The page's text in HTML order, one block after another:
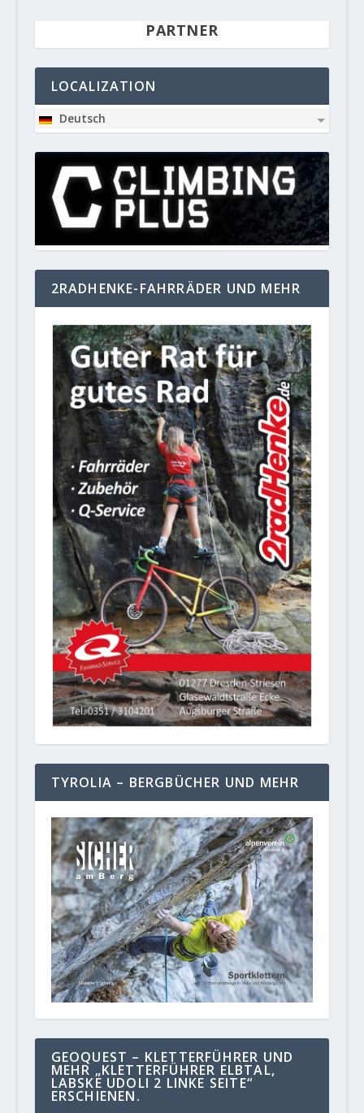
PARTNER
LOCALIZATION
Deutsch
2RADHENKE-FAHRRÄDER UND MEHR
TYROLIA – BERGBÜCHER UND MEHR
GEOQUEST – KLETTERFÜHRER UND
MEHR „KLETTERFÜHRER ELBTAL,
LABSKE UDOLI 2 LINKE SEITE“
ERSCHIENEN.